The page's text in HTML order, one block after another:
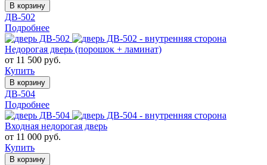
В корзину
ДВ-502
Подробнее
Недорогая дверь (порошок + ламинат)
от 11 500 руб.
Купить
В корзину
ДВ-504
Подробнее
Входная недорогая дверь
от 11 000 руб.
Купить
В корзину